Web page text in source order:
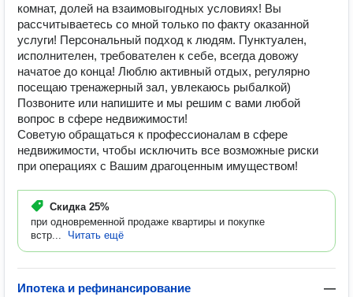
комнат, долей на взаимовыгодных условиях! Вы
рассчитываетесь со мной только по факту оказанной
услуги! Персональный подход к людям. Пунктуален,
исполнителен, требователен к себе, всегда довожу
начатое до конца! Люблю активный отдых, регулярно
посещаю тренажерный зал, увлекаюсь рыбалкой)
Позвоните или напишите и мы решим с вами любой
вопрос в сфере недвижимости!
Советую обращаться к профессионалам в сфере
недвижимости, чтобы исключить все возможные риски
при операциях с Вашим драгоценным имуществом!
Скидка 25%
при одновременной продаже квартиры и покупке
встр...
Читать ещё
Ипотека и рефинансирование
—